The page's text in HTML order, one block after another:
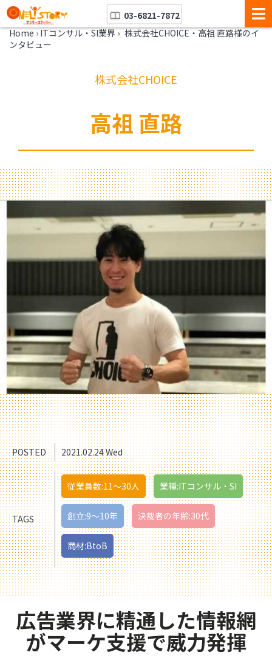
03-6821-7872
Home › ITコンサル・SI業界 › 株式会社CHOICE・高祖 直路様のイ
ンタビュー
株式会社CHOICE
高祖 直路
POSTED 2021.02.24 Wed
TAGS
従業員数:11〜30人 業種:ITコンサル・SI
創立:9〜10年 決裁者の年齢:30代
商材:BtoB
広告業界に精通した情報網
がマーケ支援で威力発揮